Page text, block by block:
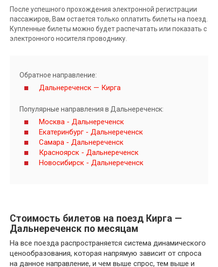
После успешного прохождения электронной регистрации
пассажиров, Вам остается только оплатить билеты на поезд.
Купленные билеты можно будет распечатать или показать с
электронного носителя проводнику.
Обратное направление:
Дальнереченск — Кирга
Популярные направления в Дальнереченск:
Москва - Дальнереченск
Екатеринбург - Дальнереченск
Самара - Дальнереченск
Красноярск - Дальнереченск
Новосибирск - Дальнереченск
Стоимость билетов на поезд Кирга —
Дальнереченск по месяцам
На все поезда распространяется система динамического
ценообразования, которая напрямую зависит от спроса
на данное направление, и чем выше спрос, тем выше и